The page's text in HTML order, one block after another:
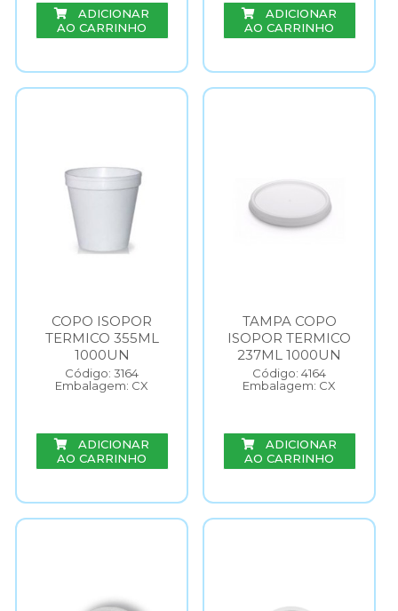
ADICIONAR
AO CARRINHO
ADICIONAR
AO CARRINHO
COPO ISOPOR
TERMICO 355ML
1000UN
Código: 3164
Embalagem: CX
ADICIONAR
AO CARRINHO
TAMPA COPO
ISOPOR TERMICO
237ML 1000UN
Código: 4164
Embalagem: CX
ADICIONAR
AO CARRINHO